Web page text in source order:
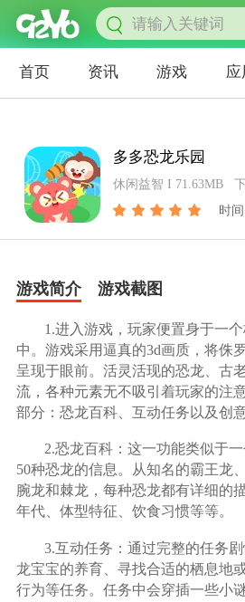
首页 资讯 游戏 应
多多恐龙乐园
休闲益智 I 71.63MB
时
游戏简介 游戏截图
1.进入游戏，玩家便置身于一
中。游戏采用逼真的3d画质，将侏
呈现于眼前。活灵活现的恐龙、古
流，各种元素无不吸引着玩家的注
部分：恐龙百科、互动任务以及创意
2.恐龙百科：这一功能类似于
50种恐龙的信息。从知名的霸王龙
腕龙和棘龙，每种恐龙都有详细的
年代、体型特征、饮食习惯等等。
3.互动任务：通过完整的任务
龙宝宝的养育、寻找合适的栖息地
行为等任务。任务中会穿插一些小